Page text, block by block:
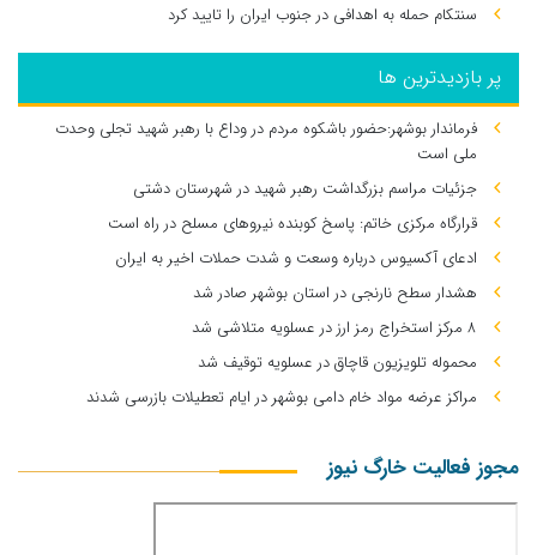
سنتکام حمله به اهدافی در جنوب ایران را تایید کرد
پر بازدیدترین ها
فرماندار بوشهر:حضور باشکوه مردم در وداع با رهبر شهید تجلی وحدت
ملی است
جزئیات مراسم بزرگداشت رهبر شهید در شهرستان دشتی
قرارگاه مرکزی خاتم: پاسخ کوبنده نیروهای مسلح در راه است
ادعای آکسیوس درباره وسعت و شدت حملات اخیر به ایران
هشدار سطح نارنجی در استان بوشهر صادر شد
۸ مرکز استخراج رمز ارز در عسلویه متلاشی شد
محموله تلویزیون قاچاق در عسلویه توقیف شد
مراکز عرضه مواد خام دامی بوشهر در ایام تعطیلات بازرسی شدند
مجوز فعالیت خارگ نیوز